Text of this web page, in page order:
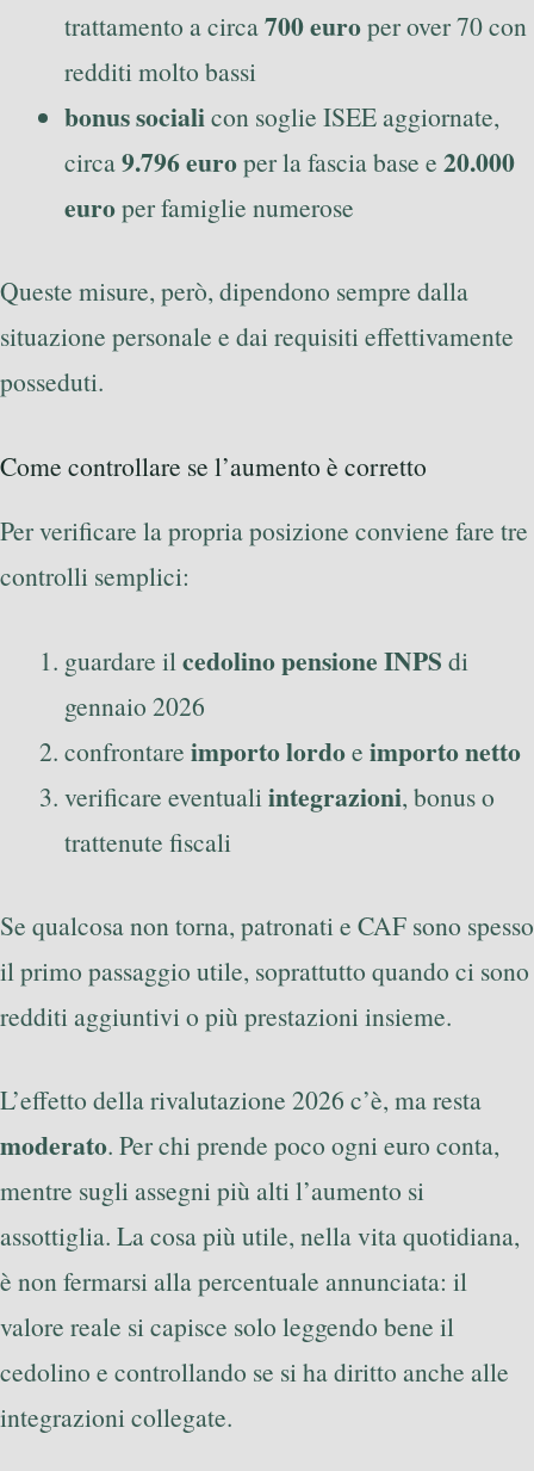
trattamento a circa700 europer over 70 con
redditi molto bassi
bonus socialicon soglie ISEE aggiornate,
circa9.796 europer la fascia base e 20.000
europer famiglie numerose
Queste misure, però, dipendono sempre dalla
situazione personale e dai requisiti effettivamente
posseduti.
Come controllare se l’aumento è corretto
Per verificare la propria posizione conviene fare tre
controlli semplici:
guardare il cedolino pensione INPS di
gennaio 2026
confrontare importo lordoe importo netto
verificare eventuali integrazioni, bonus o
trattenute fiscali
Se qualcosa non torna, patronati e CAF sono spesso
il primo passaggio utile, soprattutto quando ci sono
redditi aggiuntivi o più prestazioni insieme.
L’effetto della rivalutazione 2026 c’è, ma resta
moderato. Per chi prende poco ogni euro conta,
mentre sugli assegni più alti l’aumento si
assottiglia. La cosa più utile, nella vita quotidiana,
è non fermarsi alla percentuale annunciata: il
valore reale si capisce solo leggendo bene il
cedolino e controllando se si ha diritto anche alle
integrazioni collegate.